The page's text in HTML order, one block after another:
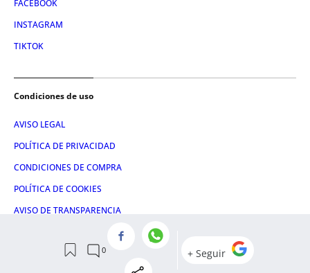
FACEBOOK
INSTAGRAM
TIKTOK
Condiciones de uso
AVISO LEGAL
POLÍTICA DE PRIVACIDAD
CONDICIONES DE COMPRA
POLÍTICA DE COOKIES
AVISO DE TRANSPARENCIA